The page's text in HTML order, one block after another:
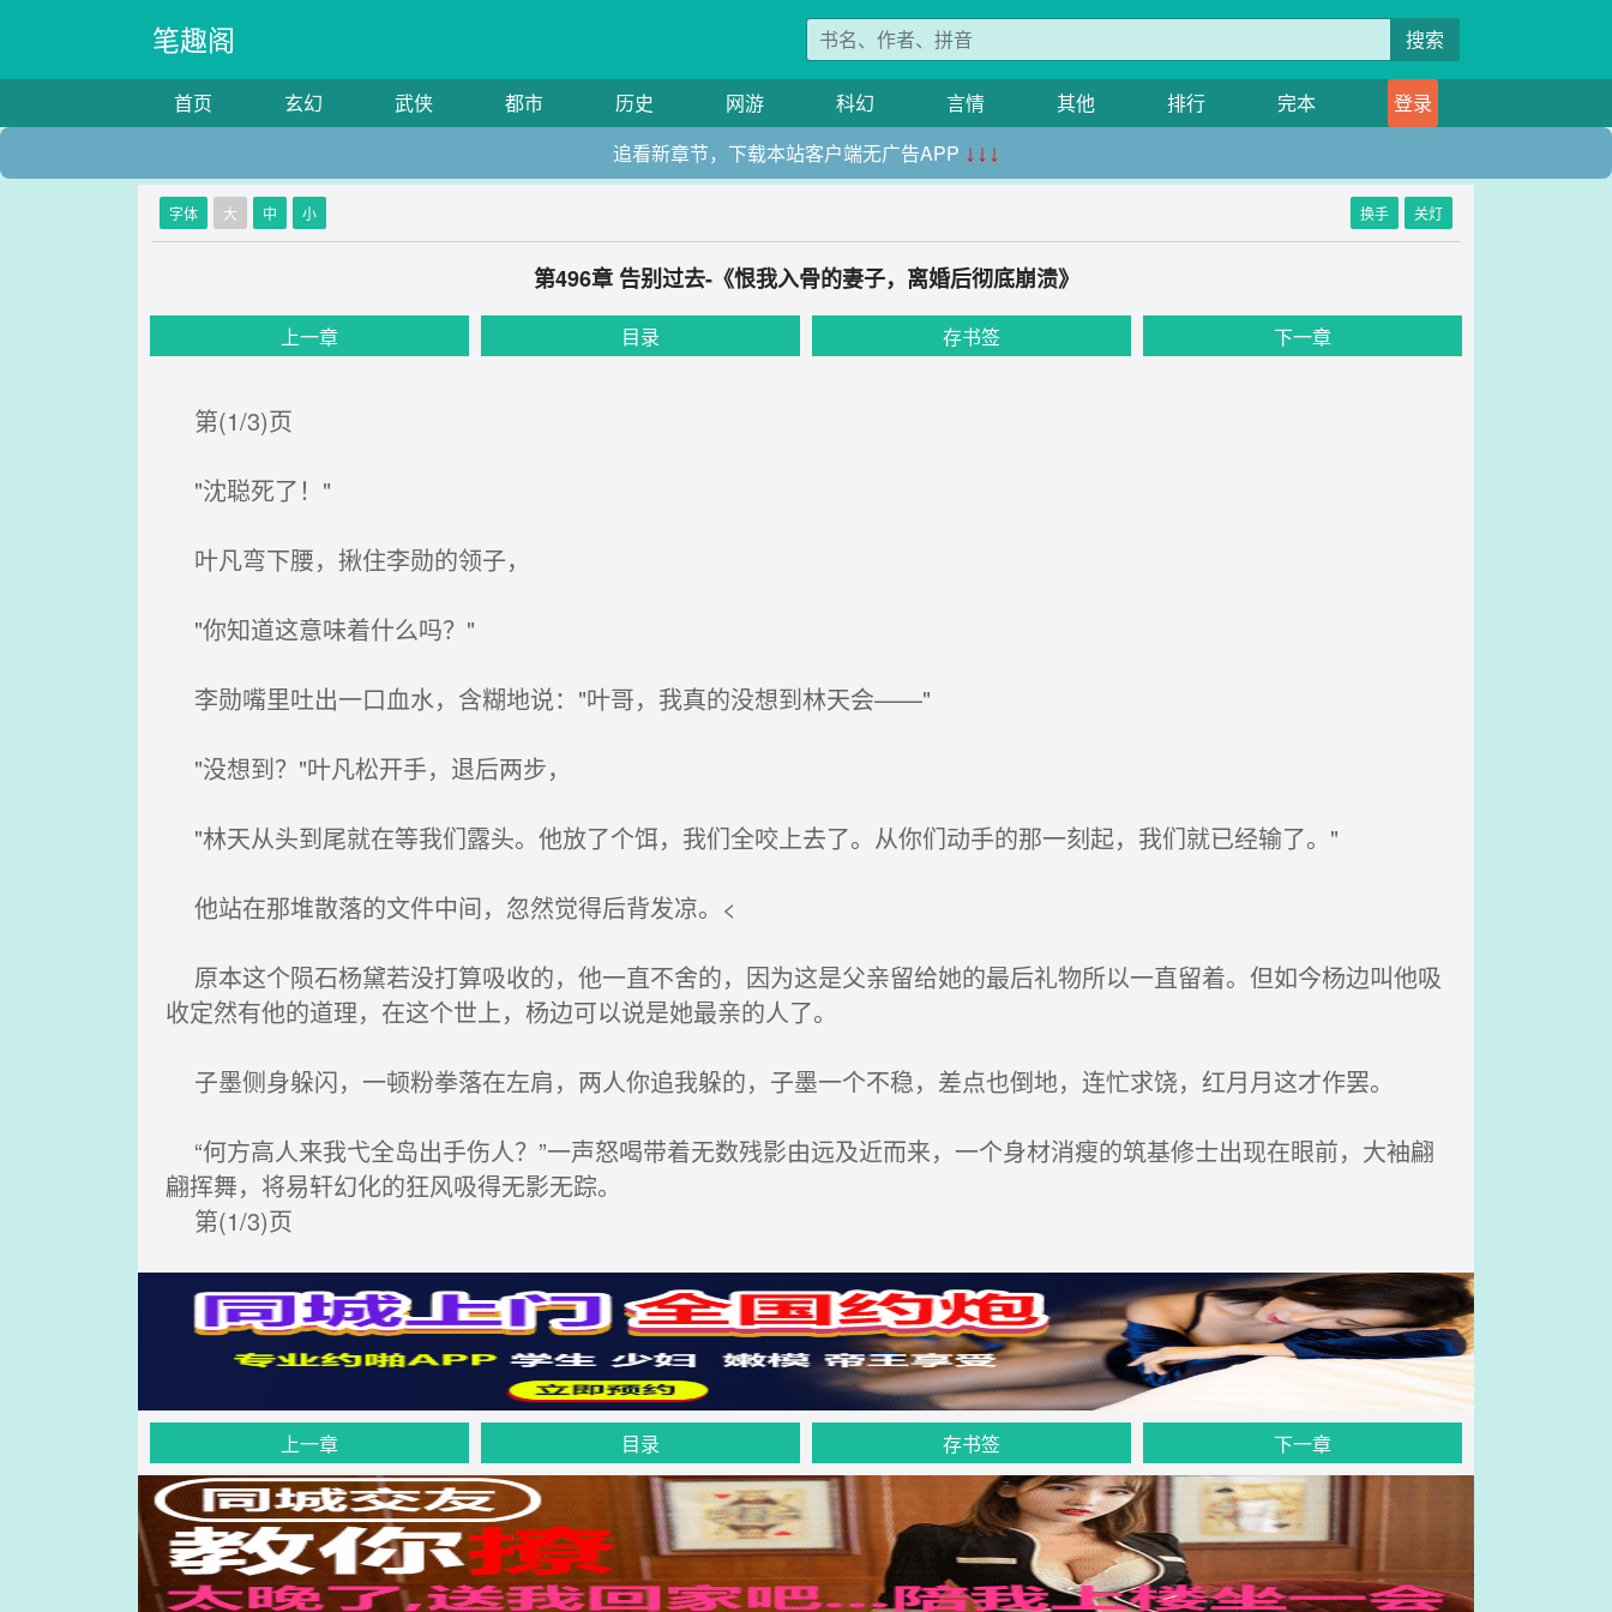
笔趣阁 搜索
首页 玄幻 武侠 都市 历史 网游 科幻 言情 其他 排行 完本
登录
追看新章节，下载本站客户端无广告APP ↓↓↓
字体 大 中 小 换手 关灯
第496章 告别过去-《恨我入骨的妻子，离婚后彻底崩溃》
上一章 目录 存书签 下一章
第(1/3)页
"沈聪死了！"
叶凡弯下腰，揪住李勋的领子，
"你知道这意味着什么吗？"
李勋嘴里吐出一口血水，含糊地说："叶哥，我真的没想到林天会——"
"没想到？"叶凡松开手，退后两步，
"林天从头到尾就在等我们露头。他放了个饵，我们全咬上去了。从你们动手的那一刻起，我们就已经输了。"
他站在那堆散落的文件中间，忽然觉得后背发凉。<
原本这个陨石杨黛若没打算吸收的，他一直不舍的，因为这是父亲留给她的最后礼物所以一直留着。但如今杨边叫他吸
收定然有他的道理，在这个世上，杨边可以说是她最亲的人了。
子墨侧身躲闪，一顿粉拳落在左肩，两人你追我躲的，子墨一个不稳，差点也倒地，连忙求饶，红月月这才作罢。
“何方高人来我弋全岛出手伤人？”一声怒喝带着无数残影由远及近而来，一个身材消瘦的筑基修士出现在眼前，大袖翩
翩挥舞，将易轩幻化的狂风吸得无影无踪。
第(1/3)页
上一章 目录 存书签 下一章